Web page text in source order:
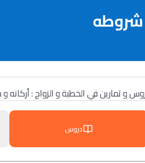
شروطه
و تمارين في الخطبة و الزواج : أركانه
دروس